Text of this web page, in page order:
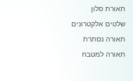
תאורת סלון
שלטים אלקטרונים
תאורה נסתרת
תאורה למטבח